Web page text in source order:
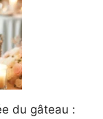
du gâteau :